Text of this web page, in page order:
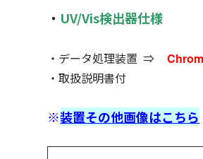
・ UV/Vis検出器仕様
・ データ処理装置 ⇒
・取扱説明書付
※装置その他画像はこちら